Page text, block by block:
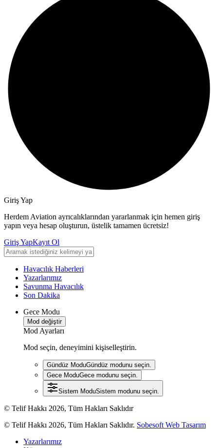
Giriş Yap
Herdem Aviation ayrıcalıklarından yararlanmak için hemen giriş
yapın veya hesap oluşturun, üstelik tamamen ücretsiz!
Giriş YapKayıt Ol
Havacılık Haberleri
Yazarlarımız
Savunma Havacılık
Son Dakika
Gece Modu
Mod değiştir
Mod Ayarları
Mod seçin, deneyimini kişiselleştirin.
Gündüz ModuGündüz modunu seçin.
Gece ModuGece modunu seçin.
Sistem ModuSistem modunu seçin.
© Telif Hakkı 2026, Tüm Hakları Saklıdır
© Telif Hakkı 2026, Tüm Hakları Saklıdır. Sobesoft Web Tasarım
Yazarlarımız